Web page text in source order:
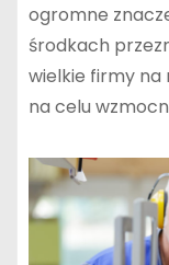
ogromne
środkach
wielkie firmy na
na celu